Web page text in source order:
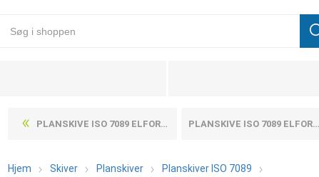
PLANSKIVE ISO 7089 ELFORZINKET (8 TLP + SL) HV 200 STÅL, UDEN FACET M36-(Ø37X66X5) (50 STK) PLANSKIVE ISO 7089 ELFORZINKET (8 TLP + SL) HV 200 STÅL, UDEN FACET M5-(Ø5,3X10X1) (1000 STK)
Hjem Skiver Planskiver
Planskiver ISO 7089